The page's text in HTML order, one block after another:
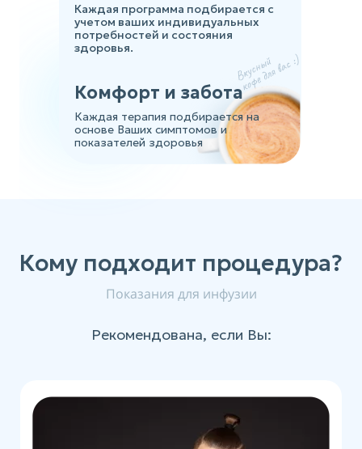
Каждая программа подбирается с
учетом ваших индивидуальных
потребностей и состояния
здоровья.
Комфорт и забота
Каждая терапия подбирается на
основе Ваших симптомов и
показателей здоровья
Кому подходит процедура?
Показания для инфузии
Рекомендована, если Вы: